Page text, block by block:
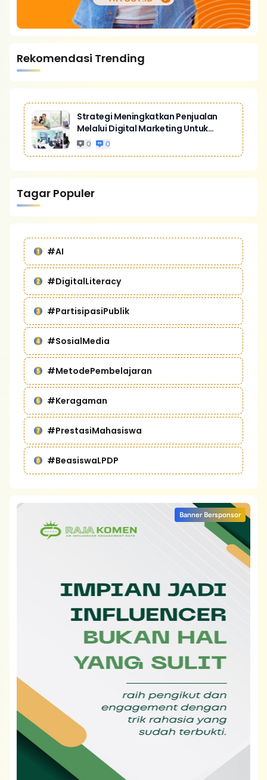
Rekomendasi Trending
Strategi Meningkatkan Penjualan
Melalui Digital Marketing Untuk
Bisnis Yang Lebih Kompetitif
0 0
Tagar Populer
#AI
#DigitalLiteracy
#PartisipasiPublik
#SosialMedia
#MetodePembelajaran
#Keragaman
#PrestasiMahasiswa
#BeasiswaLPDP
Banner Bersponsor